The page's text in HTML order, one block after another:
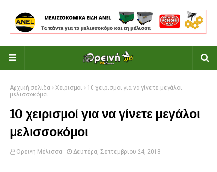
Αρχική σελίδα Χειρισμοί
10 χειρισμοί για να γίνετε μεγάλοι
μελισσοκόμοι
10 χειρισμοί για να γίνετε μεγάλοι
μελισσοκόμοι
Ορεινή Μέλισσα Δευτέρα, Σεπτεμβρίου 24, 2018